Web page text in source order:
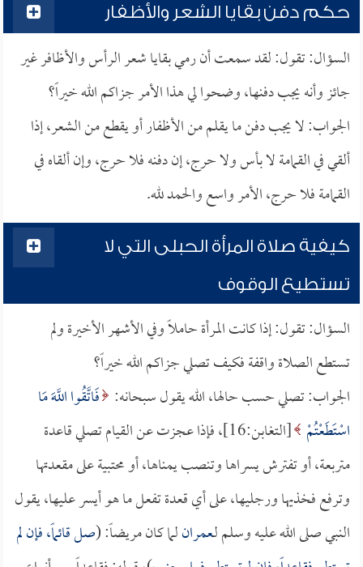
حكم دفن بقايا الشعر والأظفار
السؤال: تقول: لقد سمعت أن رمي بقايا شعر الرأس والأظافر غير
جائز وأنه يجب دفنها، وضحوا لي هذا الأمر جزاكم الله خيراً؟
الجواب: لا يجب دفن ما يقلم من الأظفار أو يقطع من الشعر، إذا
ألقي في القمامة لا بأس ولا حرج، إن دفنه فلا حرج، وإن ألقاه في
القمامة فلا حرج، الأمر واسع والحمد لله.
كيفية صلاة المرأة الحبلى التي لا
تستطيع الوقوف
السؤال: تقول: إذا كانت المرأة حاملاً وفي الأشهر الأخيرة ولم
تستطع الصلاة واقفة فكيف تصلي جزاكم الله خيراً؟
الجواب: تصلي حسب حالها، الله يقول سبحانه: فَاتَّقُوا اللَّهَ مَا
اسْتَطَعْتُمْ
[التغابن:16]، فإذا عجزت عن القيام تصلي قاعدة
متربعة، أو تفترش يسراها وتنصب يمناها، أو محتبية على مقعدتها
وترفع فخذيها ورجليها، على أي قعدة تفعل ما هو أيسر عليها، يقول
النبي صلى الله عليه وسلم لـعمرانلما كان مريضاً: (صل قائماً، فإن لم